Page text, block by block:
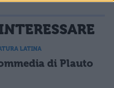
LATINA
di Plauto